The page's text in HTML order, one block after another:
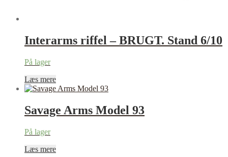
Interarms riffel – BRUGT. Stand 6/10
På lager
Læs mere
Savage Arms Model 93
På lager
Læs mere